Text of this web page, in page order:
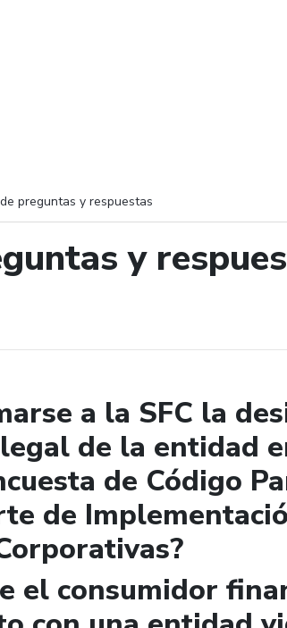
preguntas y respuestas
y
de búsqueda
a la SFC la
de la entidad
de Código
de
el consumidor